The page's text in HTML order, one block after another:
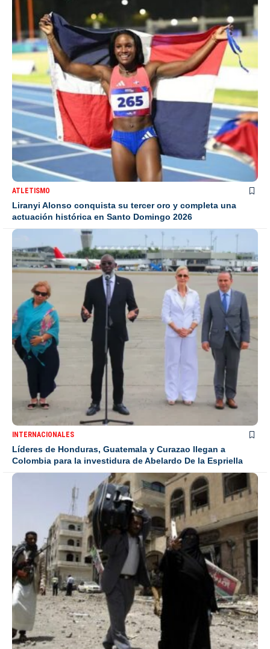
ATLETISMO
Liranyi Alonso conquista su tercer oro y completa una
actuación histórica en Santo Domingo 2026
INTERNACIONALES
Líderes de Honduras, Guatemala y Curazao llegan a
Colombia para la investidura de Abelardo De la Espriella